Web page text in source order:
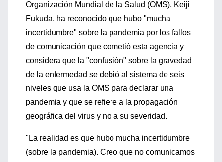
Organización Mundial de la Salud (OMS), Keiji
Fukuda, ha reconocido que hubo "mucha
incertidumbre" sobre la pandemia por los fallos
de comunicación que cometió esta agencia y
considera que la "confusión" sobre la gravedad
de la enfermedad se debió al sistema de seis
niveles que usa la OMS para declarar una
pandemia y que se refiere a la propagación
geográfica del virus y no a su severidad.
"La realidad es que hubo mucha incertidumbre
(sobre la pandemia). Creo que no comunicamos